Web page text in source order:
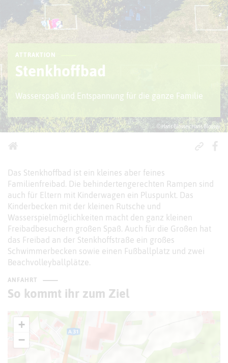
© Hans Blossey;Hans Blossey
ATTRAKTION
Stenkhoffbad
Wasserspaß und Entspannung für die ganze Familie
Das Stenkhoffbad ist ein kleines aber feines
Familienfreibad. Die behindertengerechten Rampen sind
auch für Eltern mit Kinderwagen ein Pluspunkt. Das
Kinderbecken mit der kleinen Rutsche und
Wasserspielmöglichkeiten macht den ganz kleinen
Freibadbesuchern großen Spaß. Auch für die Großen hat
das Freibad an der Stenkhoffstraße ein großes
Schwimmerbecken sowie einen Fußballplatz und zwei
Beachvolleyballplätze.
ANFAHRT
So kommt ihr zum Ziel
+
−